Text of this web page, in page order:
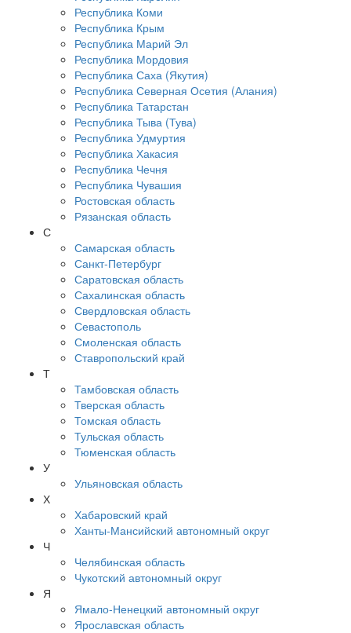
Республика Коми
Республика Крым
Республика Марий Эл
Республика Мордовия
Республика Саха (Якутия)
Республика Северная Осетия (Алания)
Республика Татарстан
Республика Тыва (Тува)
Республика Удмуртия
Республика Хакасия
Республика Чечня
Республика Чувашия
Ростовская область
Рязанская область
С
Самарская область
Санкт-Петербург
Саратовская область
Сахалинская область
Свердловская область
Севастополь
Смоленская область
Ставропольский край
Т
Тамбовская область
Тверская область
Томская область
Тульская область
Тюменская область
У
Ульяновская область
Х
Хабаровский край
Ханты-Мансийский автономный округ
Ч
Челябинская область
Чукотский автономный округ
Я
Ямало-Ненецкий автономный округ
Ярославская область